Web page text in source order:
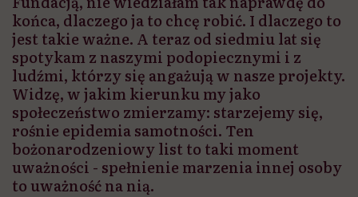
końca, dlaczego ja to chcę robić. I dlaczego to
jest takie ważne. A teraz od siedmiu lat się
spotykam z naszymi podopiecznymi i z
ludźmi, którzy się angażują w nasze projekty.
Widzę, w jakim kierunku my jako
społeczeństwo zmierzamy: starzejemy się,
rośnie epidemia samotności. Ten
bożonarodzeniowy list to taki moment
uważności - spełnienie marzenia innej osoby
to uważność na nią.